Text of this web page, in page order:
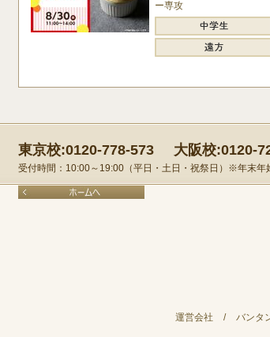
ー専攻
東京校:0120-778-573 大阪校:0120-
受付時間：10:00～19:00（平日・土日・祝祭日）※年末年
運営会社 / バンタ